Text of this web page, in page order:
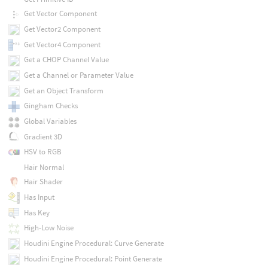
Get Vector Component
Get Vector2 Component
Get Vector4 Component
Get a CHOP Channel Value
Get a Channel or Parameter Value
Get an Object Transform
Gingham Checks
Global Variables
Gradient 3D
HSV to RGB
Hair Normal
Hair Shader
Has Input
Has Key
High-Low Noise
Houdini Engine Procedural: Curve Generate
Houdini Engine Procedural: Point Generate